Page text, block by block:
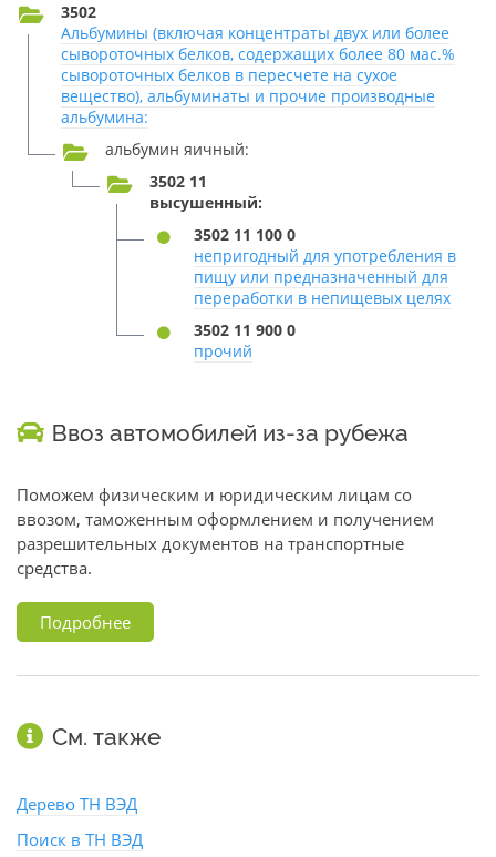
3502
Альбумины (включая концентраты двух или более
сывороточных белков, содержащих более 80 мас.%
сывороточных белков в пересчете на сухое
вещество), альбуминаты и прочие производные
альбумина:
альбумин яичный:
3502 11
высушенный:
3502 11 100 0
непригодный для употребления в
пищу или предназначенный для
переработки в непищевых целях
3502 11 900 0
прочий
Ввоз автомобилей из-за рубежа
Поможем физическим и юридическим лицам со
ввозом, таможенным оформлением и получением
разрешительных документов на транспортные
средства.
Подробнее
См. также
Дерево ТН ВЭД
Поиск в ТН ВЭД